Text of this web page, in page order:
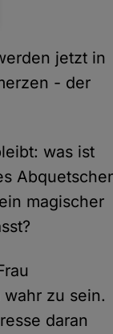
jetzt in
- der
was ist
magischer
zu sein.
daran